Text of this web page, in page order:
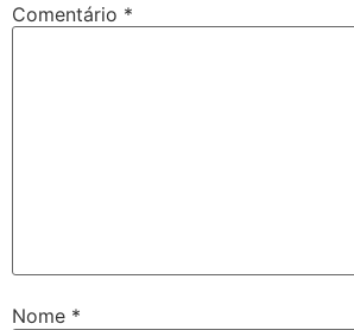
Comentário *
Nome *